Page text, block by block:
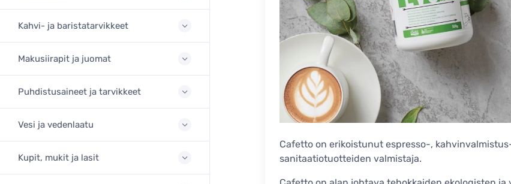
Kahvi- ja baristatarvikkeet
Makusiirapit ja juomat
Puhdistusaineet ja tarvikkeet
Vesi ja vedenlaatu
Kupit, mukit ja lasit
Cafetto on erikoistunut espresso-,
sanitaatiotuotteiden valmistaja.